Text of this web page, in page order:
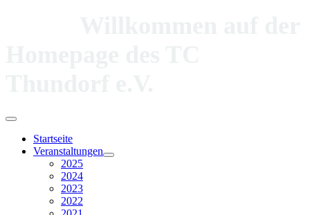
Startseite
Veranstaltungen
2025
2024
2023
2022